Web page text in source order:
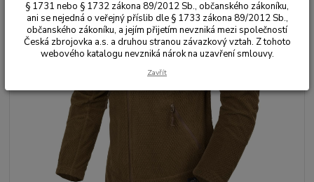
§ 1731 nebo § 1732 zákona 89/2012 Sb., občanského zákoníku,
ani se nejedná o veřejný příslib dle § 1733 zákona 89/2012 Sb.,
občanského zákoníku, a jejím přijetím nevzniká mezi společností
Česká zbrojovka a.s. a druhou stranou závazkový vztah. Z tohoto
webového katalogu nevzniká nárok na uzavření smlouvy.
Zavřít